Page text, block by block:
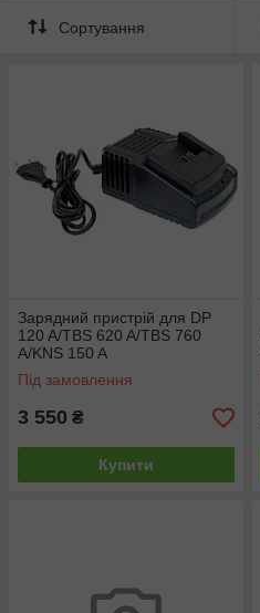
профіль, трубу
Сортування
Зарядний пристрій для DP
120 A/TBS 620 A/TBS 760
A/KNS 150 A
Під замовлення
3 550 ₴
Купити